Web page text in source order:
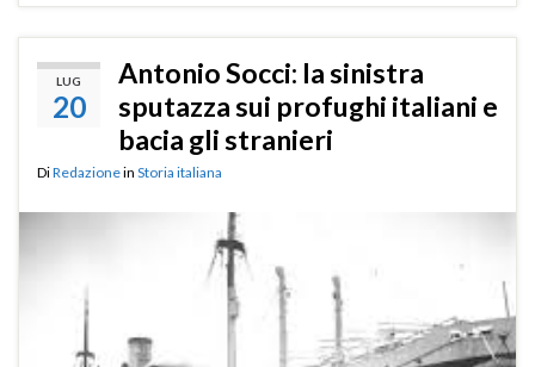
LUG
20
Antonio Socci: la sinistra
sputazza sui profughi italiani e
bacia gli stranieri
DiRedazionein Storia italiana